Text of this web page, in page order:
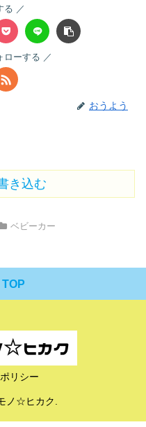
る
ローする
おうよう
き込む
ベビーカー
TOP
リシー
ノ☆ヒカク.